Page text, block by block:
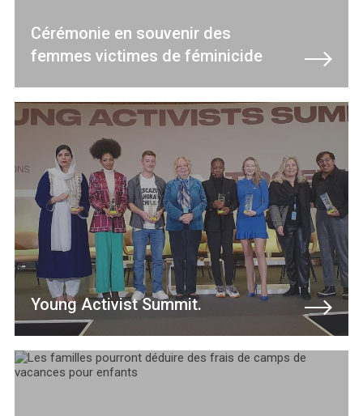
Cérémonie en souvenir des
femmes victimes de féminicide
Young Activist Summit.